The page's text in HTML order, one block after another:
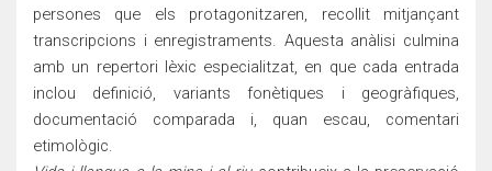
persones que els protagonitzaren, recollit mitjançant
transcripcions i enregistraments. Aquesta anàlisi culmina
amb un repertori lèxic especialitzat, en que cada entrada
inclou definició, variants fonètiques i geogràfiques,
documentació comparada i, quan escau, comentari
etimològic.